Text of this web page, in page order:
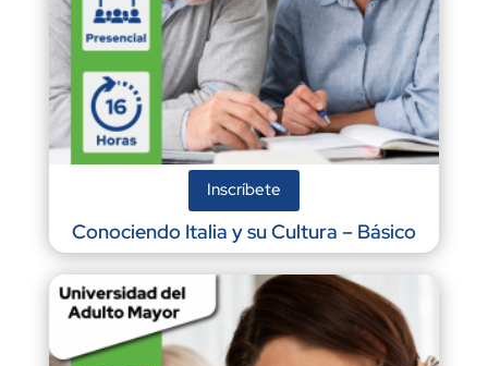
Inscríbete
Conociendo Italia y su Cultura – Básico